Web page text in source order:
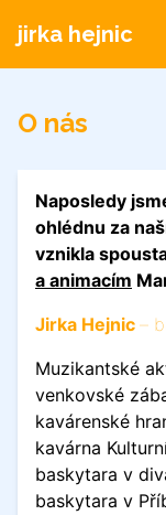
jirka hejnic
O nás
Naposledy
ohlédnu za
vznikla
a animacím
Jirka Hejnic –
Muzikantské
venkovské
kavárenské
kavárna
baskytara v
baskytara v